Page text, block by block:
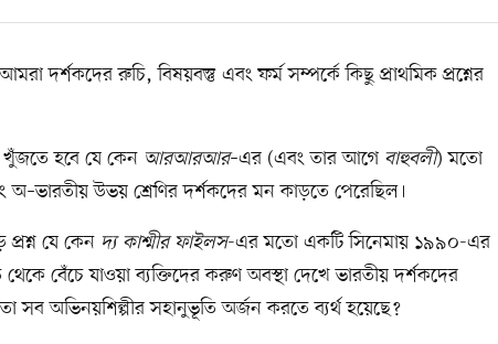
দর্শকদের রুচি, বিষয়বস্তু এবং ফর্ম সম্পর্কে কিছু প্রাথমিক প্রশ্নের
খুঁজতে হবে যে কেন আরআরআর–এর (এবং তার আগে বাহুবলী) মতো
অ–ভারতীয় উভয় শ্রেণির দর্শকদের মন কাড়তে পেরেছিল।
যে কেন দ্য কাশ্মীর ফাইলস-এর মতো একটি সিনেমায় ১৯৯০-এর
বেঁচে যাওয়া ব্যক্তিদের করুণ অবস্থা দেখে ভারতীয় দর্শকদের
অভিনয়শিল্পীর সহানুভূতি অর্জন করতে ব্যর্থ হয়েছে?